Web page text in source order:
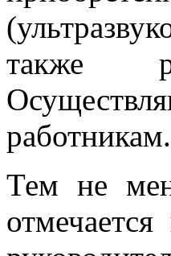
также
работникам.
Тем не